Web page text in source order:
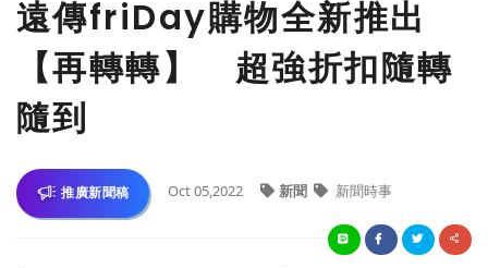
遠傳friDay購物全新推出
【再轉轉】 超強折扣隨轉
隨到
推廣新聞稿 Oct 05,2022 新聞 新聞時事